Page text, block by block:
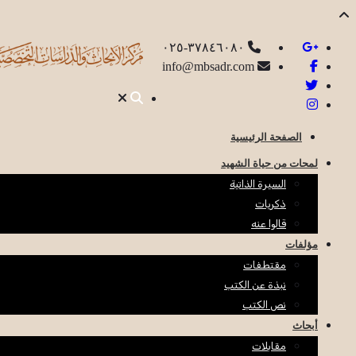
الصفحة الرئيسية
لمحات من حياة الشهيد
السيرة الذاتية
ذكريات
قالوا عنه
مؤلفات
مقتطفات
نبذة عن الكتب
نص الكتب
أبحاث
مقابلات